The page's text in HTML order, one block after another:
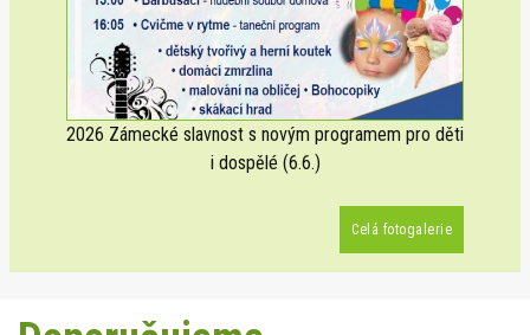
2026 Zámecké slavnost s novým programem pro děti
i dospělé (6.6.)
Celá fotogalerie